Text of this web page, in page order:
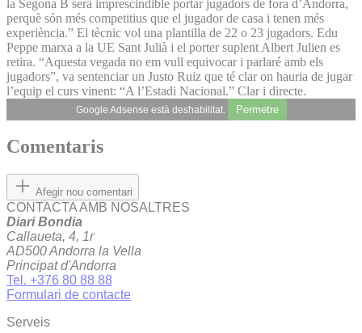
la Segona B serà imprescindible portar jugadors de fora d’An­dorra,
perquè són més competitius que el jugador de casa i tenen més
experiència.” El tècnic vol una plantilla de 22 o 23 jugadors. Edu
Peppe marxa a la UE Sant Julià i el porter suplent Albert Julien es
retira. “Aquesta vegada no em vull equivocar i parlaré amb els
jugadors”, va sentenciar un Justo Ruiz que té clar on hauria de jugar
l’equip el curs vinent: “A l’Estadi Nacional.” Clar i directe.
Google Adsense està deshabilitat. Permetre
Comentaris
Afegir nou comentari
CONTACTA AMB NOSALTRES
Diari Bondia
Callaueta, 4, 1r
AD500 Andorra la Vella
Principat d'Andorra
Tel. +376 80 88 88
Formulari de contacte
Serveis